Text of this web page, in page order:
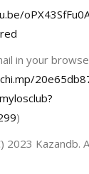
in your
)
2023 Kazandb.